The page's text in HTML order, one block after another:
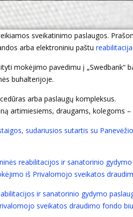
sveikatinimo paslaugos.
arba elektroniniu paštu
mokėjimo pavedimu į „Swedbank“
buhalterijoje.
arba paslaugų kompleksus.
artimiesiems, draugams, kolegoms
sudariusios sutartis su
reabilitacijos ir sanatorinio
iš Privalomojo sveikatos
ir sanatorinio gydymo
sveikatos draudimo fondo